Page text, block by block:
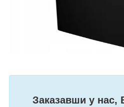
Заказавши у нас,